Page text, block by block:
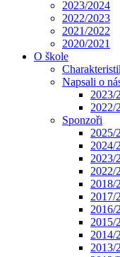
2023/2024
2022/2023
2021/2022
2020/2021
O škole
Napsali o
2023/
2022/
Sponzoři
2025/
2024/
2023/
2022/
2018/
2017/
2016/
2015/
2014/
2013/